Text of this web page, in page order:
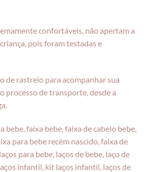
confortáveis, não apertam a
pois foram testadas e
de rastreio para acompanhar sua
processo de transporte, desde a
bebe, faixa bebe, faixa de cabelo bebe,
para bebe recém nascido, faixa de
para bebe, laços de bebe, laço de
infantil, kit laços infantil, laços de